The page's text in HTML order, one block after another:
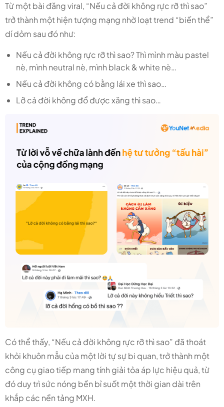
Từ một bài đăng viral, “Nếu cả đời không rực rỡ thì sao”
trở thành một hiện tượng mạng nhờ loạt trend “biến thể”
dí dỏm sau đó như:
Nếu cả đời không rực rỡ thì sao? Thì mình màu pastel
nè, mình neutral nè, mình black & white nè…
Nếu cả đời không có bằng lái xe thì sao…
Lỡ cả đời không đổ được xăng thì sao…
Có thể thấy, “Nếu cả đời không rực rỡ thì sao” đã thoát
khỏi khuôn mẫu của một lời tự sự bi quan, trở thành một
công cụ giao tiếp mang tính giải tỏa áp lực hiệu quả, từ
đó duy trì sức nóng bền bỉ suốt một thời gian dài trên
khắp các nền tảng MXH.